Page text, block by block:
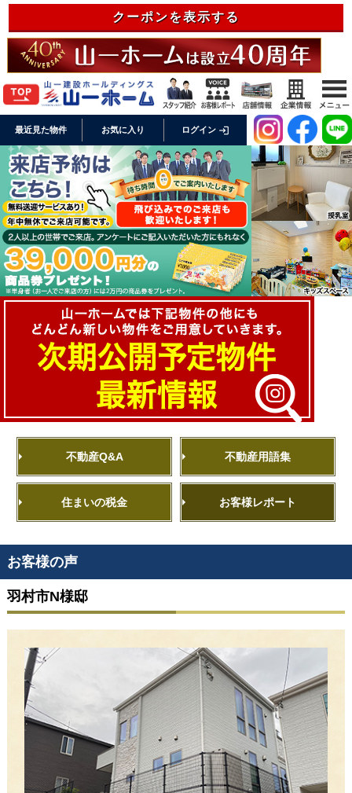
クーポンを表示する
最近見た物件 お気に入り ログイン login
不動産Q&A 不動産用語集
住まいの税金 お客様レポート
お客様の声
羽村市N様邸